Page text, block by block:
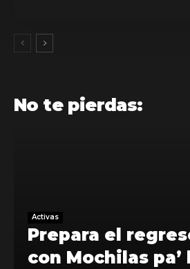
No te pierdas:
Activas
Prepara el
con Mochilas pa’